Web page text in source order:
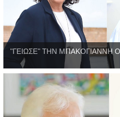
"ΓΕΙΩΣΕ" ΤΗΝ ΜΠΑΚΟΓΙΑΝΝΗ